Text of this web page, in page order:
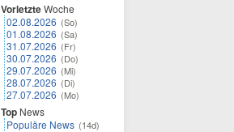
VorletzteWoche
02.08.2026 (So)
01.08.2026 (Sa)
31.07.2026 (Fr)
30.07.2026 (Do)
29.07.2026 (Mi)
28.07.2026 (Di)
27.07.2026 (Mo)
Top News
Populäre News (14d)